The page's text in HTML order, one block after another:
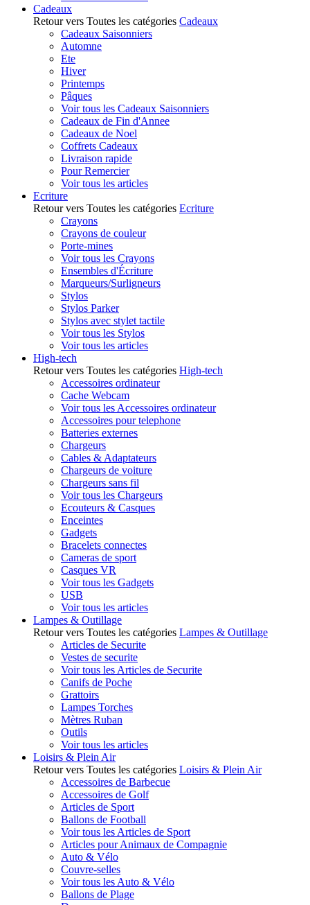
Cadeaux
Retour vers Toutes les catégories Cadeaux
Cadeaux Saisonniers
Automne
Ete
Hiver
Printemps
Pâques
Voir tous les Cadeaux Saisonniers
Cadeaux de Fin d'Annee
Cadeaux de Noel
Coffrets Cadeaux
Livraison rapide
Pour Remercier
Voir tous les articles
Ecriture
Retour vers Toutes les catégories Ecriture
Crayons
Crayons de couleur
Porte-mines
Voir tous les Crayons
Ensembles d'Écriture
Marqueurs/Surligneurs
Stylos
Stylos Parker
Stylos avec stylet tactile
Voir tous les Stylos
Voir tous les articles
High-tech
Retour vers Toutes les catégories High-tech
Accessoires ordinateur
Cache Webcam
Voir tous les Accessoires ordinateur
Accessoires pour telephone
Batteries externes
Chargeurs
Cables & Adaptateurs
Chargeurs de voiture
Chargeurs sans fil
Voir tous les Chargeurs
Ecouteurs & Casques
Enceintes
Gadgets
Bracelets connectes
Cameras de sport
Casques VR
Voir tous les Gadgets
USB
Voir tous les articles
Lampes & Outillage
Retour vers Toutes les catégories Lampes & Outillage
Articles de Securite
Vestes de securite
Voir tous les Articles de Securite
Canifs de Poche
Grattoirs
Lampes Torches
Mètres Ruban
Outils
Voir tous les articles
Loisirs & Plein Air
Retour vers Toutes les catégories Loisirs & Plein Air
Accessoires de Barbecue
Accessoires de Golf
Articles de Sport
Ballons de Football
Voir tous les Articles de Sport
Articles pour Animaux de Compagnie
Auto & Vélo
Couvre-selles
Voir tous les Auto & Vélo
Ballons de Plage